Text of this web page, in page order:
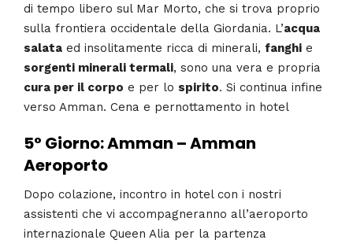
di tempo libero sul Mar Morto, che si trova proprio
sulla frontiera occidentale della Giordania. L’acqua
salata ed insolitamente ricca di minerali, fanghi e
sorgenti minerali termali, sono una vera e propria
cura per il corpo e per lo spirito. Si continua infine
verso Amman. Cena e pernottamento in hotel
5° Giorno: Amman – Amman
Aeroporto
Dopo colazione, incontro in hotel con i nostri
assistenti che vi accompagneranno all’aeroporto
internazionale Queen Alia per la partenza